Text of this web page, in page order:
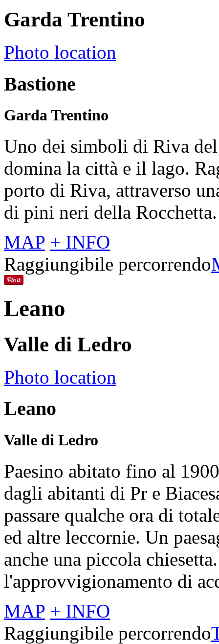
Garda Trentino
Photo location
Bastione
Garda Trentino
Uno dei simboli di Riva
domina la città e il lago.
porto di Riva, attraverso
di pini neri della Rocchetta.
MAP + INFO
Raggiungibile percorrendo
Leano
Valle di Ledro
Photo location
Leano
Valle di Ledro
Paesino abitato fino al
dagli abitanti di Pr e
passare qualche ora di
ed altre leccornie. Un
anche una piccola
l'approvvigionamento di
MAP + INFO
Raggiungibile percorrendo